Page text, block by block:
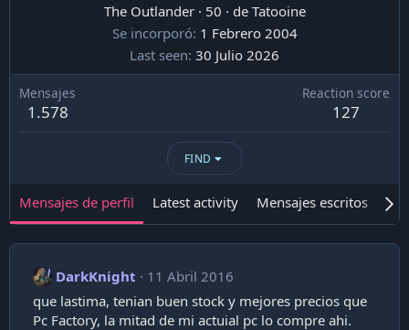
The Outlander · 50 · de Tatooine
Se incorporó 1 Febrero 2004
Last seen 30 Julio 2026
Mensajes
1.578
Reaction score
127
FIND
Mensajes de perfil Latest activity Mensajes escritos
DarkKnight
11 Abril 2016
que lastima, tenian buen stock y mejores precios que
Pc Factory, la mitad de mi actuial pc lo compre ahi.